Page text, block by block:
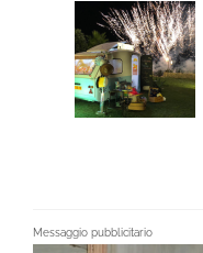
Messaggio pubblicitario